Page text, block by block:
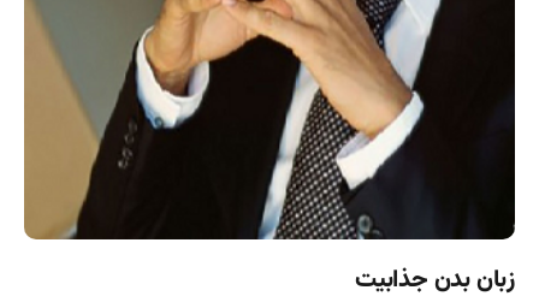
زبان بدن جذابیت